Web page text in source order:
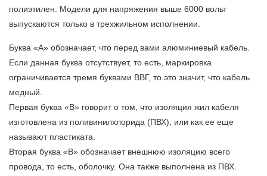
полиэтилен. Модели для напряжения выше 6000 вольт
выпускаются только в трехжильном исполнении.
Буква «А» обозначает, что перед вами алюминиевый кабель.
Если данная буква отсутствует, то есть, маркировка
ограничивается тремя буквами ВВГ, то это значит, что кабель
медный.
Первая буква «В» говорит о том, что изоляция жил кабеля
изготовлена из поливинилхлорида (ПВХ), или как ее еще
называют пластиката.
Вторая буква «В» обозначает внешнюю изоляцию всего
провода, то есть, оболочку. Она также выполнена из ПВХ.